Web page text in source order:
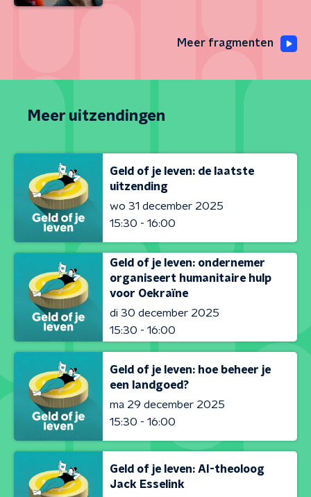
Meer fragmenten
Meer uitzendingen
Geld of je leven: de laatste
uitzending
wo 31 december 2025
15:30 - 16:00
Geld of je leven: ondernemer
organiseert humanitaire hulp
voor Oekraïne
di 30 december 2025
15:30 - 16:00
Geld of je leven: hoe beheer je
een landgoed?
ma 29 december 2025
15:30 - 16:00
Geld of je leven: AI-theoloog
Jack Esselink